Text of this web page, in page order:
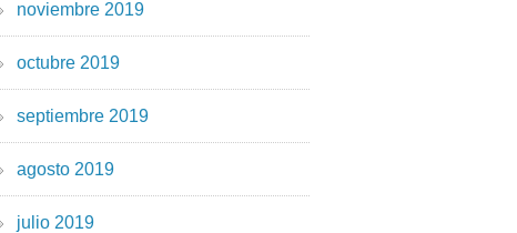
noviembre 2019
octubre 2019
septiembre 2019
agosto 2019
julio 2019